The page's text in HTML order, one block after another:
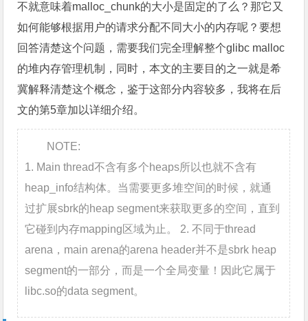
不就意味着malloc_chunk的大小是固定的了么？那它又
如何能够根据用户的请求分配不同大小的内存呢？要想
回答清楚这个问题，需要我们完全理解整个glibc malloc
的堆内存管理机制，同时，本文的主要目的之一就是希
冀解释清楚这个概念，鉴于这部分内容较多，我将在后
文的第5章加以详细介绍。
NOTE:
1. Main thread不含有多个heaps所以也就不含有
heap_info结构体。当需要更多堆空间的时候，就通
过扩展sbrk的heap segment来获取更多的空间，直到
它碰到内存mapping区域为止。 2. 不同于thread
arena，main arena的arena header并不是sbrk heap
segment的一部分，而是一个全局变量！因此它属于
libc.so的data segment。